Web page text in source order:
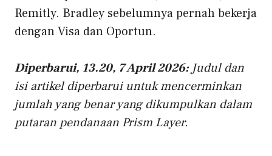
Remitly. Bradley sebelumnya pernah bekerja
dengan Visa dan Oportun.
Diperbarui, 13.20, 7 April 2026:Judul dan
isi artikel diperbarui untuk mencerminkan
jumlah yang benar yang dikumpulkan dalam
putaran pendanaan Prism Layer.